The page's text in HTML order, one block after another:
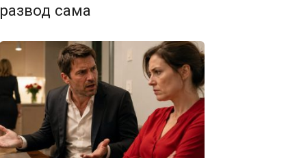
развод сама